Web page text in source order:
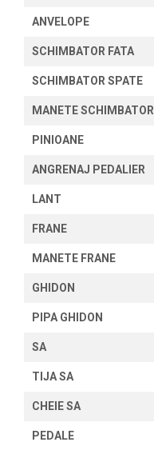
ANVELOPE
SCHIMBATOR FATA
SCHIMBATOR SPATE
MANETE SCHIMBATOR
PINIOANE
ANGRENAJ PEDALIER
LANT
FRANE
MANETE FRANE
GHIDON
PIPA GHIDON
SA
TIJA SA
CHEIE SA
PEDALE